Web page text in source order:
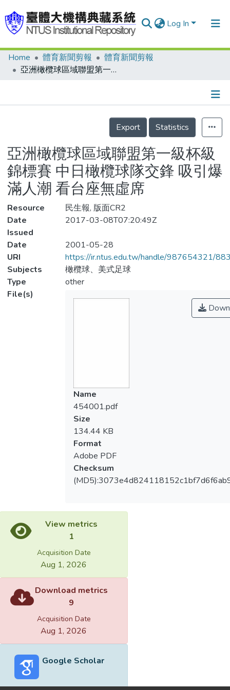
Log In
Communities & Collections
Statistics
Home 體育新聞剪報
體育新聞剪報
亞洲橄欖球區域聯盟第一級杯級錦標賽 中日橄欖球隊交鋒 吸引爆滿人潮 看台座無虛席
Details
Export
Statistics
亞洲橄欖球區域聯盟第一級杯級
錦標賽 中日橄欖球隊交鋒 吸引爆
滿人潮 看台座無虛席
Resource
民生報, 版面CR2
Date
Issued
2017-03-08T07:20:49Z
Date
2001-05-28
URI
https://ir.ntus.edu.tw/handle/987654321/
Subjects
橄欖球、美式足球
Type
other
File(s)
Name
454001.pdf
Size
134.44 KB
Format
Adobe PDF
Checksum
View metrics
1
Acquisition Date
Aug 1, 2026
Download metrics
9
Acquisition Date
Aug 1, 2026
Google Scholar